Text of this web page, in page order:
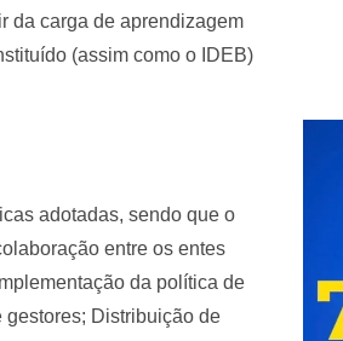
da carga de aprendizagem
(assim como o IDEB)
adotadas, sendo que o
entre os entes
da política de
Distribuição de